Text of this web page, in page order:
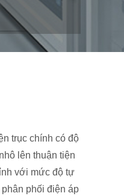
trục chính có độ
lên thuận tiện
với mức độ tự
phối điện áp